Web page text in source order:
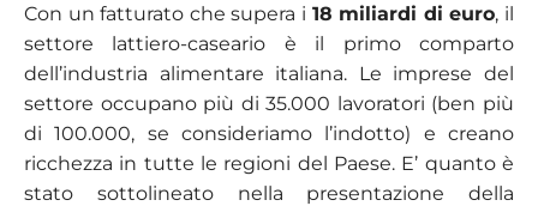
Con un fatturato che supera i 18 miliardi di euro, il
settore lattiero-caseario è il primo comparto
dell’industria alimentare italiana. Le imprese del
settore occupano più di 35.000 lavoratori (ben più
di 100.000, se consideriamo l’indotto) e creano
ricchezza in tutte le regioni del Paese. E’ quanto è
stato sottolineato nella presentazione della